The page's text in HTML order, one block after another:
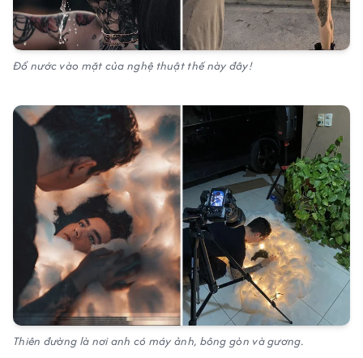
Đổ nước vào mặt của nghệ thuật thế này đây!
Thiên đường là nơi anh có máy ảnh, bông gòn và gương.